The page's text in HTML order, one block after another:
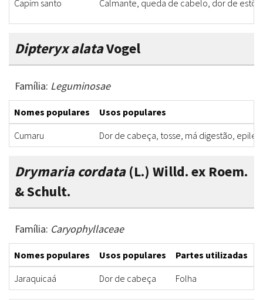
Capim santo Calmante, queda de cabelo, dor de
Dipteryx alataVogel
Família: Leguminosae
Nomes populares
Usos populares
Cumaru
Dor de cabeça, tosse, má digestão,
Drymaria cordata(L.) Willd. ex Roem.
& Schult.
Família: Caryophyllaceae
Nomes populares Usos populares Partes utilizadas
Jaraquicaá
Dor de cabeça Folha